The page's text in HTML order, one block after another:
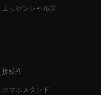
エッセンシャルズ
接続性
スマホスタンド